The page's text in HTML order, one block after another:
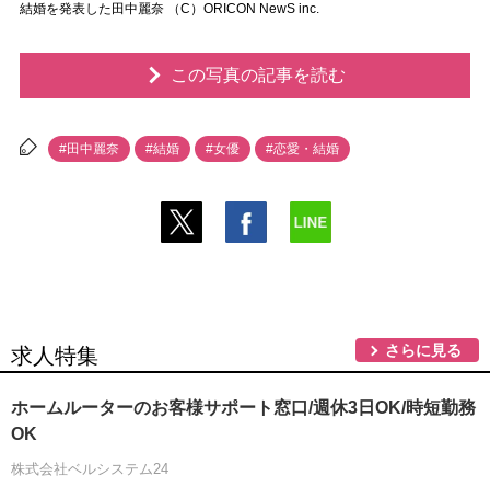
結婚を発表した田中麗奈 （C）ORICON NewS inc.
この写真の記事を読む
#田中麗奈 #結婚 #女優 #恋愛・結婚
求人特集 さらに見る
ホームルーターのお客様サポート窓口/週休3日OK/時短勤務
OK
株式会社ベルシステム24